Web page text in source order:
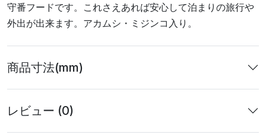
守番フードです。これさえあれば安心して泊まりの旅行や
外出が出来ます。アカムシ・ミジンコ入り。
商品寸法(mm)
レビュー (0)